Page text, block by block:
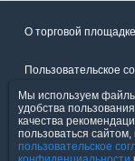
О торговой площадке
Пользовательское
Политика
Продавцы
Мы используем
удобства
качества
пользоваться
пользовательское